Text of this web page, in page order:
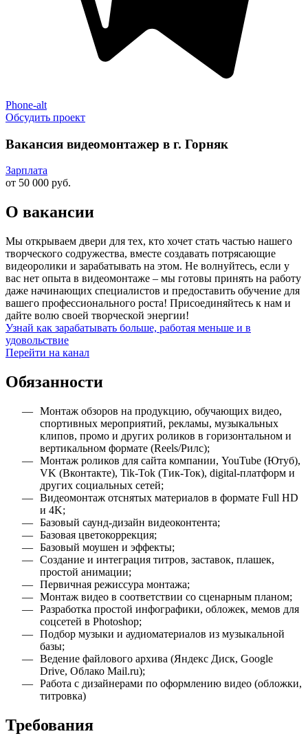
Phone-alt
Обсудить проект
Вакансия видеомонтажер в г. Горняк
Зарплата
от 50 000 руб.
О вакансии
Мы открываем двери для тех, кто хочет стать частью нашего
творческого содружества, вместе создавать потрясающие
видеоролики и зарабатывать на этом. Не волнуйтесь, если у
вас нет опыта в видеомонтаже – мы готовы принять на работу
даже начинающих специалистов и предоставить обучение для
вашего профессионального роста! Присоединяйтесь к нам и
дайте волю своей творческой энергии!
Узнай как зарабатывать больше, работая меньше и в
удовольствие
Перейти на канал
Обязанности
Монтаж обзоров на продукцию, обучающих видео,
спортивных мероприятий, рекламы, музыкальных
клипов, промо и других роликов в горизонтальном и
вертикальном формате (Reels/Рилс);
Монтаж роликов для сайта компании, YouTube (Ютуб),
VK (Вконтакте), Tik-Tok (Тик-Ток), digital-платформ и
других социальных сетей;
Видеомонтаж отснятых материалов в формате Full HD
и 4K;
Базовый саунд-дизайн видеоконтента;
Базовая цветокоррекция;
Базовый моушен и эффекты;
Создание и интеграция титров, заставок, плашек,
простой анимации;
Первичная режиссура монтажа;
Монтаж видео в соответствии со сценарным планом;
Разработка простой инфографики, обложек, мемов для
соцсетей в Photoshop;
Подбор музыки и аудиоматериалов из музыкальной
базы;
Ведение файлового архива (Яндекс Диск, Google
Drive, Облако Mail.ru);
Работа с дизайнерами по оформлению видео (обложки,
титровка)
Требования